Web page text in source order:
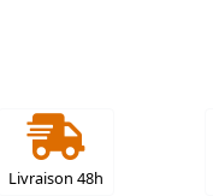
Livraison 48h